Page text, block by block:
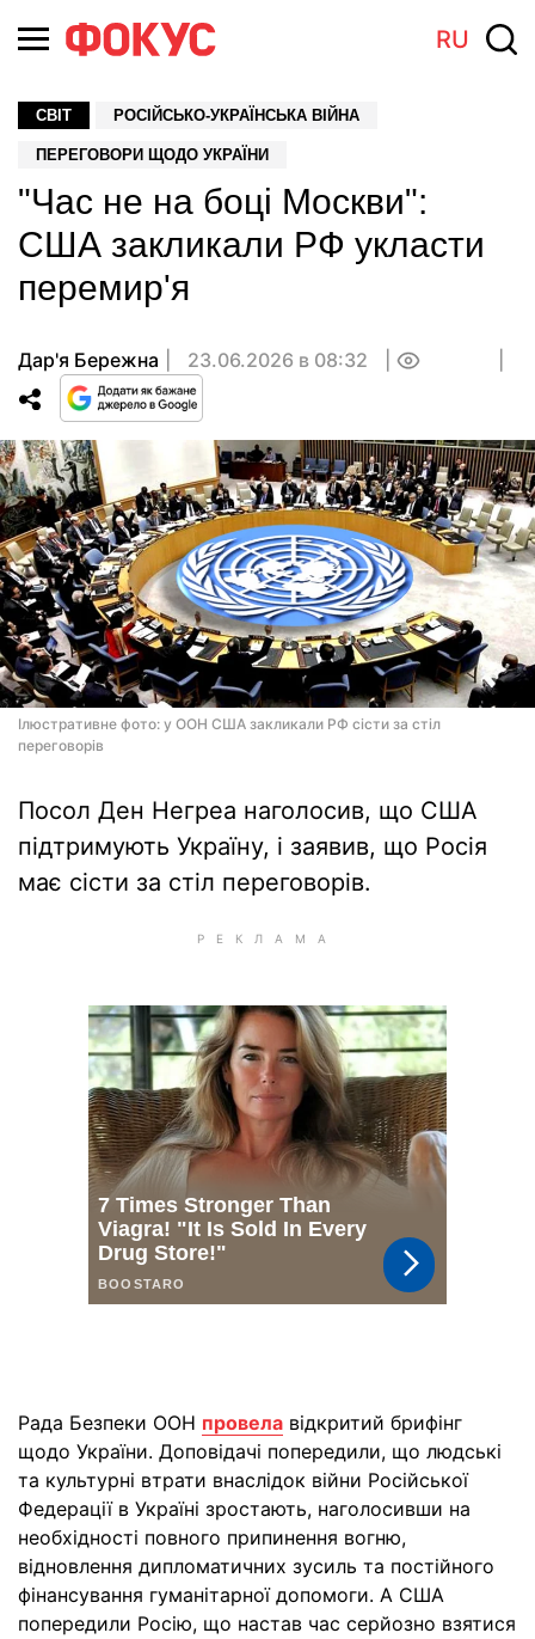
RU
СВІТ РОСІЙСЬКО-УКРАЇНСЬКА ВІЙНА
ПЕРЕГОВОРИ ЩОДО УКРАЇНИ
"Час не на боці Москви":
США закликали РФ укласти
перемир'я
Дар'я Бережна 23.06.2026 в 08:32
Ілюстративне фото: у ООН США закликали РФ сісти за стіл
переговорів
Посол Ден Негреа наголосив, що США
підтримують Україну, і заявив, що Росія
має сісти за стіл переговорів.
Рада Безпеки ООН провела відкритий брифінг
щодо України. Доповідачі попередили, що людські
та культурні втрати внаслідок війни Російської
Федерації в Україні зростають, наголосивши на
необхідності повного припинення вогню,
відновлення дипломатичних зусиль та постійного
фінансування гуманітарної допомоги. А США
попередили Росію, що настав час серйозно взятися